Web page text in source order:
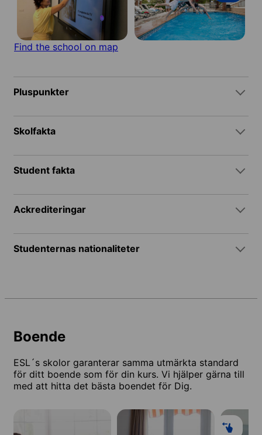
Find the school on map
Pluspunkter
Skolfakta
Student fakta
Ackrediteringar
Studenternas nationaliteter
Boende
ESL´s skolor garanterar samma utmärkta standard
för ditt boende som för din kurs. Vi hjälper gärna till
med att hitta det bästa boendet för Dig.